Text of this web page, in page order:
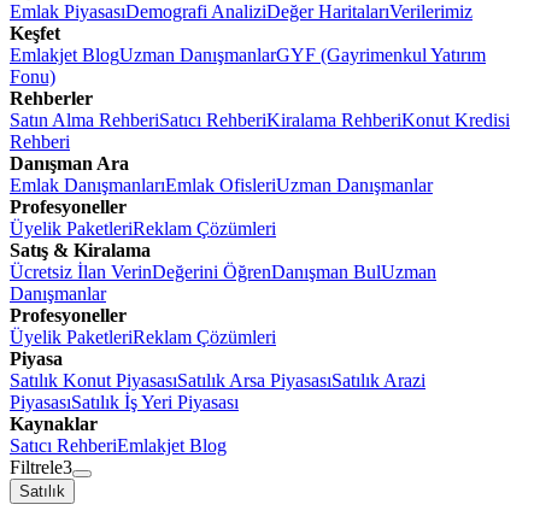
Emlak PiyasasıDemografi AnaliziDeğer HaritalarıVerilerimiz
Keşfet
Emlakjet BlogUzman DanışmanlarGYF (Gayrimenkul Yatırım
Fonu)
Rehberler
Satın Alma RehberiSatıcı RehberiKiralama RehberiKonut Kredisi
Rehberi
Danışman Ara
Emlak DanışmanlarıEmlak OfisleriUzman Danışmanlar
Profesyoneller
Üyelik PaketleriReklam Çözümleri
Satış & Kiralama
Ücretsiz İlan VerinDeğerini ÖğrenDanışman BulUzman
Danışmanlar
Profesyoneller
Üyelik PaketleriReklam Çözümleri
Piyasa
Satılık Konut PiyasasıSatılık Arsa PiyasasıSatılık Arazi
PiyasasıSatılık İş Yeri Piyasası
Kaynaklar
Satıcı RehberiEmlakjet Blog
Filtrele3
Satılık